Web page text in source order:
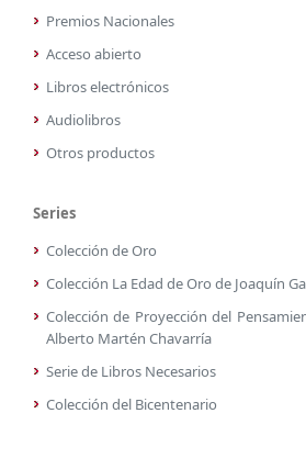
Premios Nacionales
Acceso abierto
Libros electrónicos
Audiolibros
Otros productos
Series
Colección de Oro
Colección La Edad de Oro de Joaquín
Colección de Proyección del
Alberto Martén Chavarría
Serie de Libros Necesarios
Colección del Bicentenario